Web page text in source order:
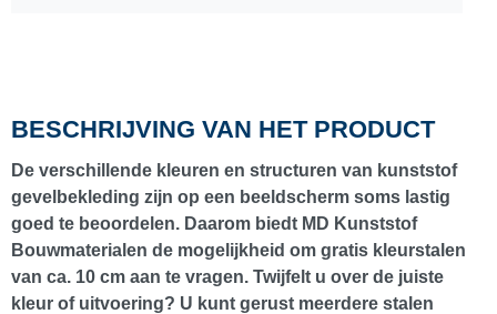
BESCHRIJVING VAN HET PRODUCT
De verschillende kleuren en structuren van kunststof
gevelbekleding zijn op een beeldscherm soms lastig
goed te beoordelen. Daarom biedt MD Kunststof
Bouwmaterialen de mogelijkheid om gratis kleurstalen
van ca. 10 cm aan te vragen. Twijfelt u over de juiste
kleur of uitvoering? U kunt gerust meerdere stalen